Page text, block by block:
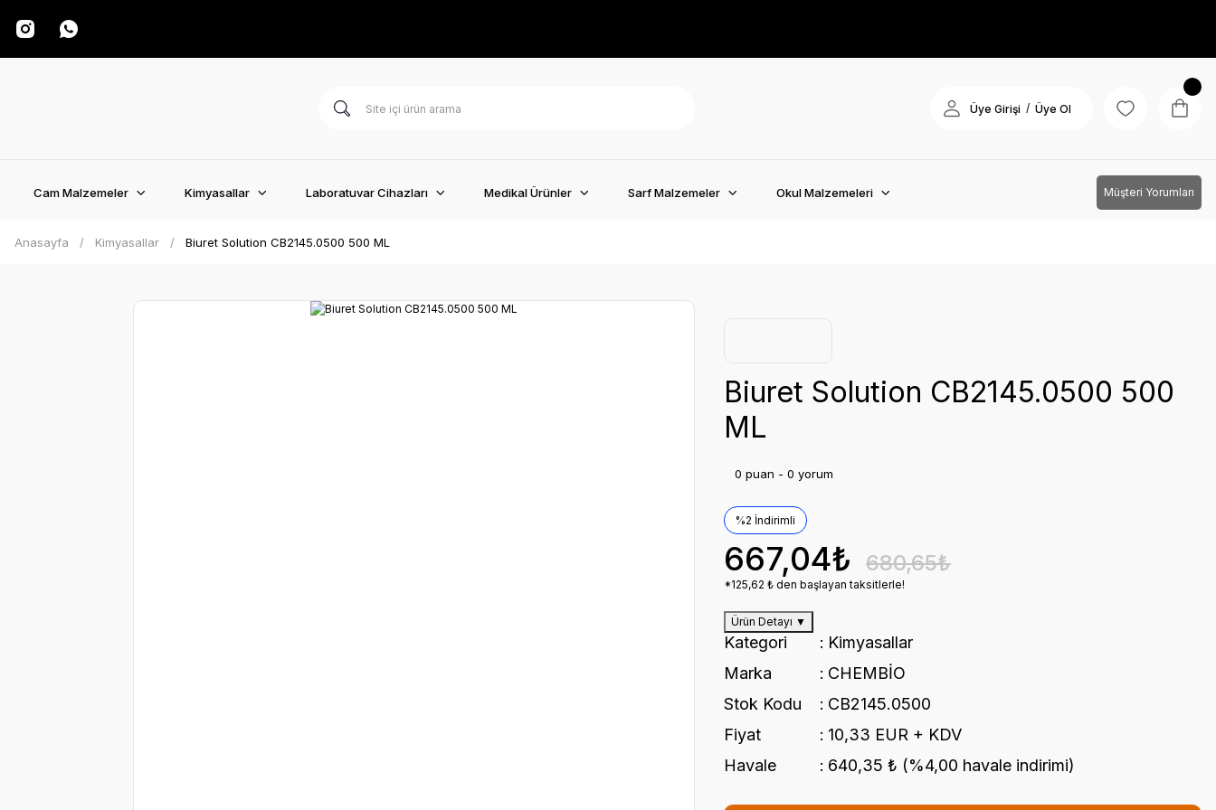
Üye Girişi / Üye Ol
Cam Malzemeler Kimyasallar Laboratuvar Cihazları Medikal Ürünler Sarf Malzemeler Okul Malzemeleri Müşteri Yorumları
Anasayfa Kimyasallar Biuret Solution CB2145.0500 500 ML
Biuret Solution CB2145.0500 500
ML
0 puan - 0 yorum
%2 İndirimli
667,04₺ 680,65₺
*125,62 ₺ den başlayan taksitlerle!
Ürün Detayı ▼
Kategori
Kimyasallar
Marka
CHEMBİO
Stok Kodu
CB2145.0500
Fiyat
10,33 EUR + KDV
Havale
640,35 ₺ (%4,00 havale indirimi)